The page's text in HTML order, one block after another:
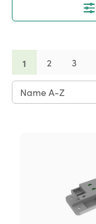
Seite
1 Seite
2 Seite
3